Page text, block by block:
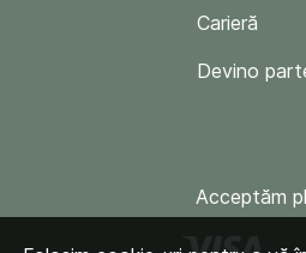
Carieră
Devino
Acceptăm